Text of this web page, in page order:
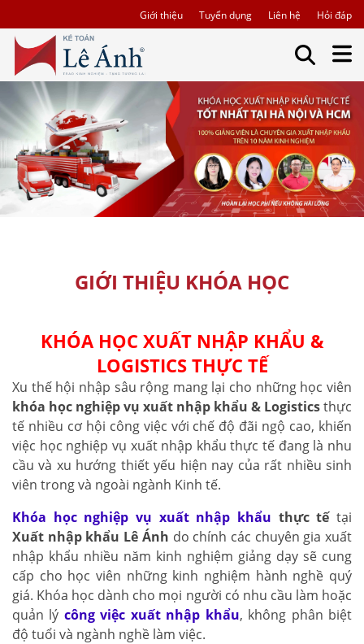
Giới thiệu Tuyển dụng Liên hệ Hỏi đáp
GIỚI THIỆU KHÓA HỌC
KHÓA HỌC XUẤT NHẬP KHẨU &
LOGISTICS THỰC TẾ
Xu thế hội nhập sâu rộng mang lại cho những học viên
khóa học nghiệp vụ xuất nhập khẩu & Logisticsthực
tế nhiều cơ hội công việc với chế độ đãi ngộ cao, khiến
việc học nghiệp vụ xuất nhập khẩu thực tế đang là nhu
cầu và xu hướng thiết yếu hiện nay của rất nhiều sinh
viên trong và ngoài ngành Kinh tế.
Khóa học nghiệp vụ xuất nhập khẩu thực tếtại
Xuất nhập khẩu Lê Ánh do chính các chuyên gia xuất
nhập khẩu nhiều năm kinh nghiệm giảng dạy sẽ cung
cấp cho học viên những kinh nghiệm hành nghề quý
giá. Khóa học dành cho mọi người có nhu cầu làm hoặc
quản lý công việc xuất nhập khẩu, không phân biệt
độ tuổi và ngành nghề làm việc.